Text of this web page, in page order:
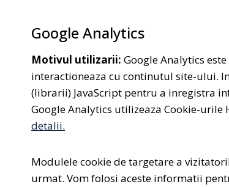
Google Analytics
Motivul utilizarii: Google Analytics
interactioneaza cu continutul site-ului.
(librarii) JavaScript pentru a inregistra
Google Analytics utilizeaza Cookie-
detalii.
Modulele cookie de targetare a
urmat. Vom folosi aceste informatii